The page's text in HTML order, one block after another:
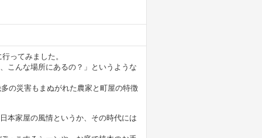
ってみました。
こんな場所にあるの？」というような
の災害もまぬがれた農家と町屋の特徴
本家屋の風情というか、その時代には